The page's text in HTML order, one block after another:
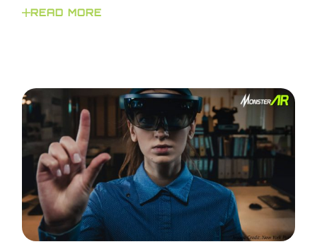
READ MORE